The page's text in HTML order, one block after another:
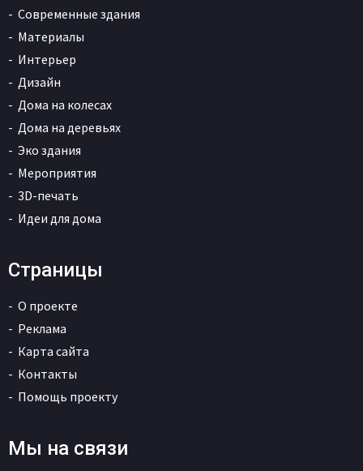
Современные здания
Материалы
Интерьер
Дизайн
Дома на колесах
Дома на деревьях
Эко здания
Мероприятия
3D-печать
Идеи для дома
Страницы
О проекте
Реклама
Карта сайта
Контакты
Помощь проекту
Мы на связи